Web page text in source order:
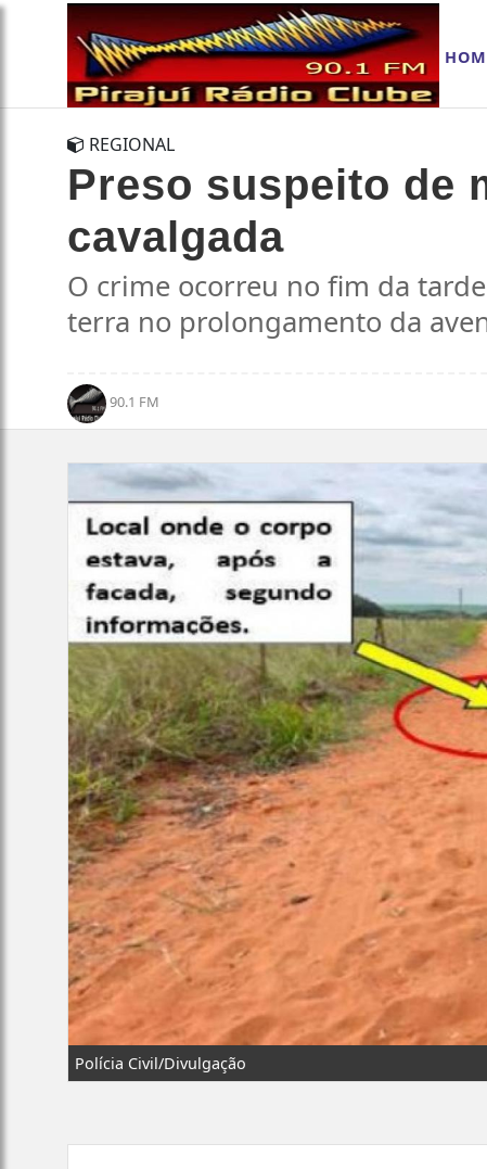
REGIONAL
Preso suspeito de
cavalgada
O crime ocorreu no fim da
terra no prolongamento da
90.1 FM
Polícia Civil/Divulgação